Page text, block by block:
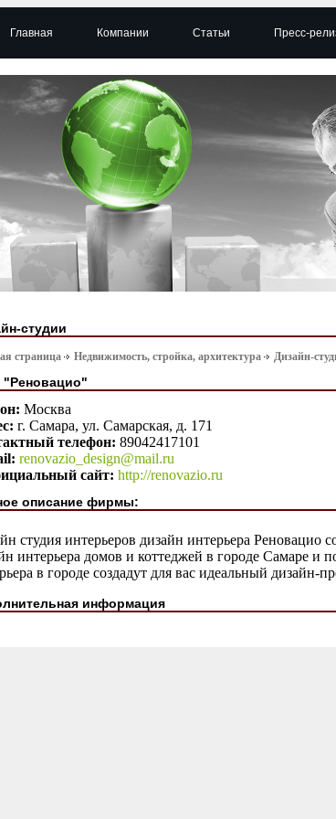
Главная Компании Статьи Пресс-
студии
страница Недвижимость, стройка, архитектура Дизайн-
Москва
г. Самара, ул. Самарская, д. 171
телефон: 89042417101
renovazio_design@mail.ru
сайт: http://renovazio.ru
описание фирмы:
студия интерьеров дизайн интерьера Реновацио
интерьера домов и коттеджей в городе Самаре и
в городе создадут для вас идеальный дизайн-
информация